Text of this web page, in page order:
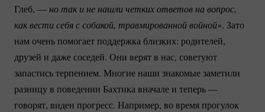
Глеб, —но так и не нашли четких ответов на вопрос,
как вести себя с собакой, травмированной войной». Зато
нам очень помогает поддержка близких: родителей,
друзей и даже соседей. Они верят в нас, советуют
запастись терпением. Многие наши знакомые заметили
разницу в поведении Бахтика вначале и теперь —
говорят, виден прогресс. Например, во время прогулок